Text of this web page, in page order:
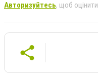
Авторизуйтесь, щоб оцінити